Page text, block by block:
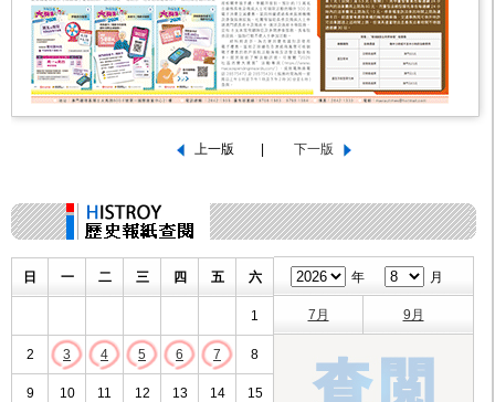
日 一 二 三 四 五 六
1
2 3 4 5 6 7 8
9 10 11 12 13 14 15
年 月
7月 9月